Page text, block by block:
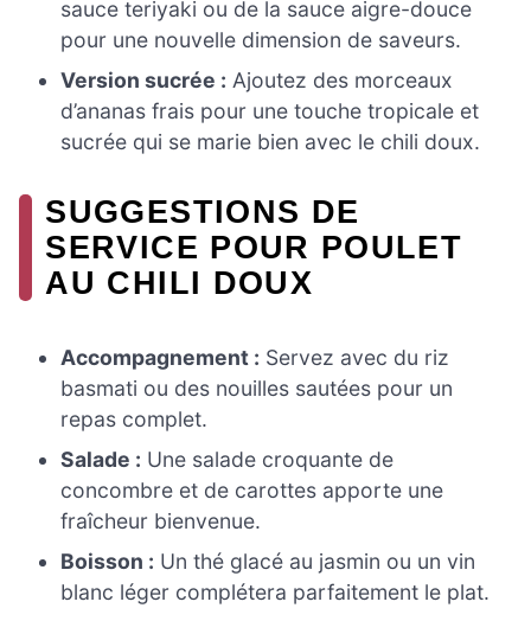
sauce teriyaki ou de la sauce aigre-douce
pour une nouvelle dimension de saveurs.
Version sucrée : Ajoutez des morceaux
d’ananas frais pour une touche tropicale et
sucrée qui se marie bien avec le chili doux.
SUGGESTIONS DE
SERVICE POUR POULET
AU CHILI DOUX
Accompagnement : Servez avec du riz
basmati ou des nouilles sautées pour un
repas complet.
Salade : Une salade croquante de
concombre et de carottes apporte une
fraîcheur bienvenue.
Boisson : Un thé glacé au jasmin ou un vin
blanc léger complétera parfaitement le plat.